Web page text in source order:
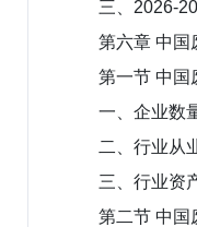
三、2026-
第六章 中国
第一节 中国
一、企业数
二、行业从
三、行业资
第二节 中国